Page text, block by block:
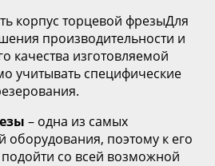
корпус торцевой фрезыДля
производительности и
качества изготовляемой
учитывать специфические
– одна из самых
оборудования, поэтому к его
со всей возможной